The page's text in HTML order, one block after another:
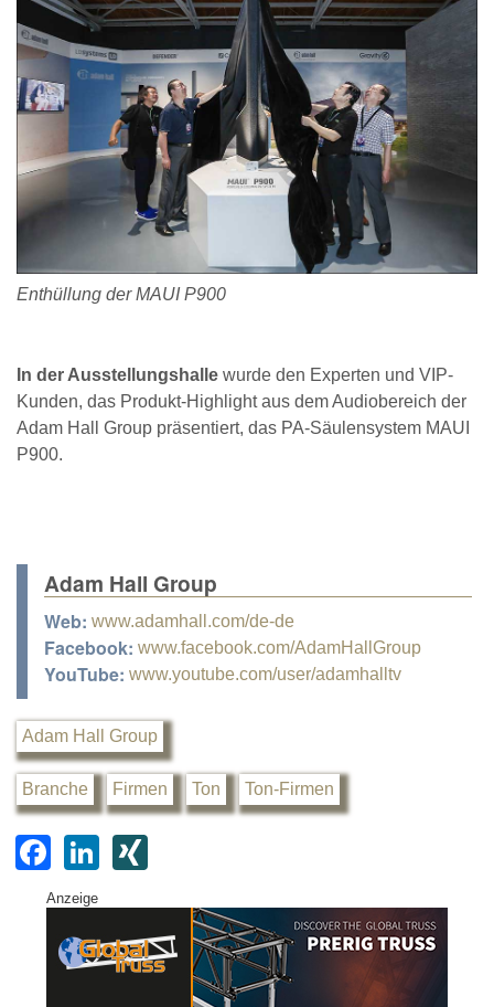
Enthüllung der MAUI P900
In der Ausstellungshalle wurde den Experten und VIP-
Kunden, das Produkt-Highlight aus dem Audiobereich der
Adam Hall Group präsentiert, das PA-Säulensystem MAUI
P900.
Adam Hall Group
Web: www.adamhall.com/de-de
Facebook: www.facebook.com/AdamHallGroup
YouTube: www.youtube.com/user/adamhalltv
Adam Hall Group
Branche Firmen Ton Ton-Firmen
F
a
c
e
Li
k
e
G
Anzeige